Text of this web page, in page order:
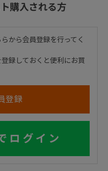
購入される方
から会員登録を行ってく
録しておくと便利にお買
ログイン